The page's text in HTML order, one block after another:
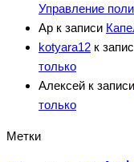
Управление
Ар к записи
kotyara12 к
только
Алексей к записи
только
Метки